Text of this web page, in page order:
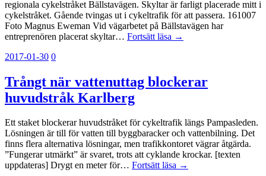
regionala cykelstråket Bällstavägen. Skyltar är farligt placerade mitt i
cykelstråket. Gående tvingas ut i cykeltrafik för att passera. 161007
Foto Magnus Eweman Vid vägarbetet på Bällstavägen har
entreprenören placerat skyltar… Fortsätt läsa →
2017-01-30 0
Trångt när vattenuttag blockerar
huvudstråk Karlberg
Ett staket blockerar huvudstråket för cykeltrafik längs Pampasleden.
Lösningen är till för vatten till byggbaracker och vattenbilning. Det
finns flera alternativa lösningar, men trafikkontoret vägrar åtgärda.
”Fungerar utmärkt” är svaret, trots att cyklande krockar. [texten
uppdateras] Drygt en meter för… Fortsätt läsa →